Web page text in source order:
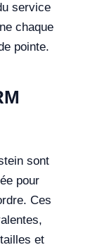
service
chaque
pointe.
sont
pour
Ces
et